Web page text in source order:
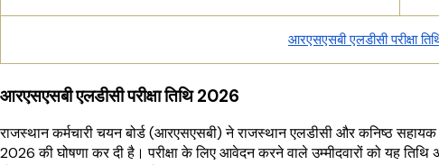
आरएसएसबी एलडीसी परीक्षा
आरएसएसबी एलडीसी परीक्षा तिथि 2026
राजस्थान कर्मचारी चयन बोर्ड (आरएसएसबी) ने राजस्थान एलडीसी और कनिष्ठ सहायक
2026 की घोषणा कर दी है। परीक्षा के लिए आवेदन करने वाले उम्मीदवारों को यह